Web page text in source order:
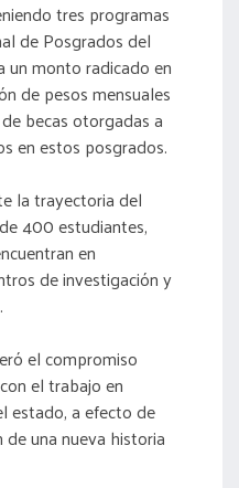
tres programas
de Posgrados del
un monto radicado en
de pesos mensuales
becas otorgadas a
en estos posgrados.
la trayectoria del
400 estudiantes,
en
de investigación y
el compromiso
el trabajo en
estado, a efecto de
una nueva historia